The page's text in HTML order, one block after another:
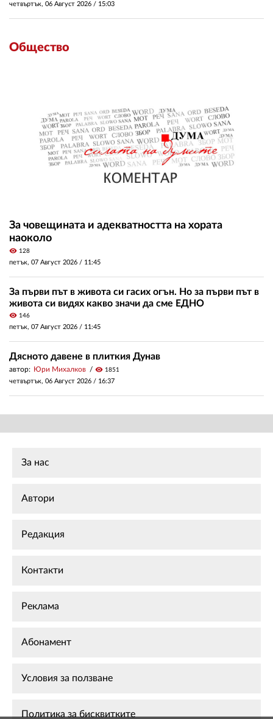
четвъртък, 06 Август 2026 / 15:03
Общество
За човещината и адекватността на хората
наоколо
visibility 128
петък, 07 Август 2026 / 11:45
За първи път в живота си гасих огън. Но за първи път в
живота си видях какво значи да сме ЕДНО
visibility 146
петък, 07 Август 2026 / 11:45
Дясното давене в плиткия Дунав
автор: Юри Михалков visibility 1851
четвъртък, 06 Август 2026 / 16:37
За нас
Автори
Редакция
Контакти
Реклама
Абонамент
Условия за ползване
Политика за бисквитките